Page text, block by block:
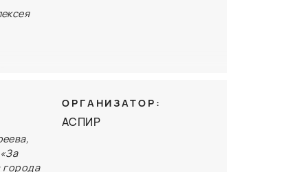
на
и
города
ОРГАНИЗАТОР:
АСПИР